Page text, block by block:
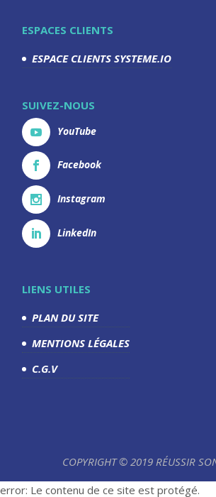
ESPACES CLIENTS
ESPACE CLIENTS SYSTEME.IO
SUIVEZ-NOUS
YouTube
Facebook
Instagram
LinkedIn
LIENS UTILES
PLAN DU SITE
MENTIONS LÉGALES
C.G.V
COPYRIGHT © 2019 RÉUSSIR
error: Le contenu de ce site est protégé.